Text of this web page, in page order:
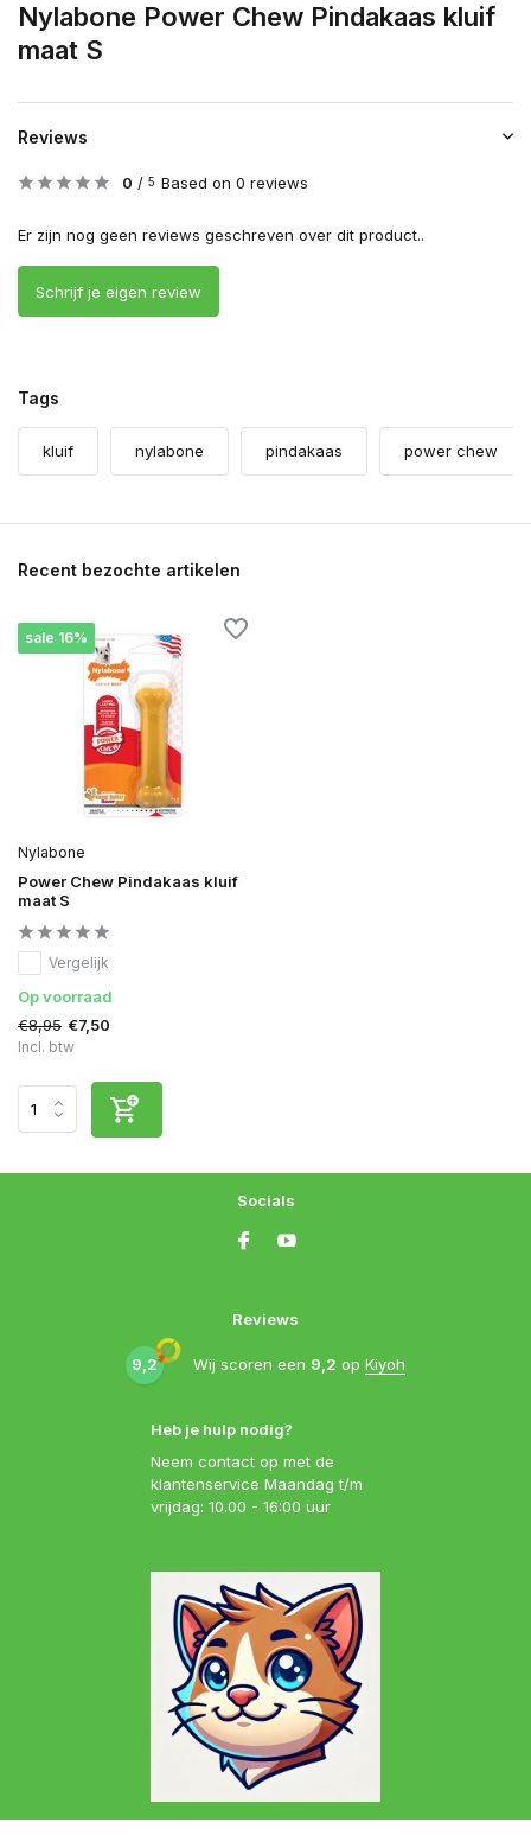
Nylabone Power Chew Pindakaas kluif
maat S
Reviews
0 / 5 Based on 0 reviews
Er zijn nog geen reviews geschreven over dit product..
Schrijf je eigen review
Tags
kluif nylabone pindakaas power chew
Recent bezochte artikelen
sale 16%
Nylabone
Power Chew Pindakaas kluif
maat S
Vergelijk
Op voorraad
€8,95 €7,50
Incl. btw
Heb je hulp nodig?
Neem contact op met de
klantenservice Maandag t/m
vrijdag: 10.00 - 16:00 uur
Reviews
9,2 Wij scoren een 9,2 op Kiyoh
Socials